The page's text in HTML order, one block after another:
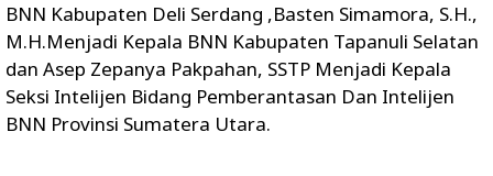
BNN Kabupaten Deli Serdang ,Basten Simamora, S.H.,
M.H.Menjadi Kepala BNN Kabupaten Tapanuli Selatan
dan Asep Zepanya Pakpahan, SSTP Menjadi Kepala
Seksi Intelijen Bidang Pemberantasan Dan Intelijen
BNN Provinsi Sumatera Utara.